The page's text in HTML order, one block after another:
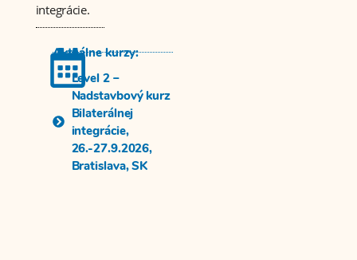
integrácie.
Aktuálne kurzy:
Level 2 –
Nadstavbový kurz
Bilaterálnej
integrácie,
26.-27.9.2026,
Bratislava, SK